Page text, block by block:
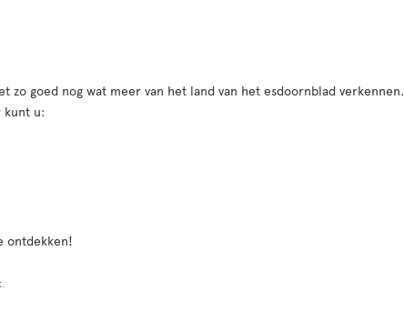
zo goed nog wat meer van het land van het esdoornblad verkennen.
kunt u:
ontdekken!